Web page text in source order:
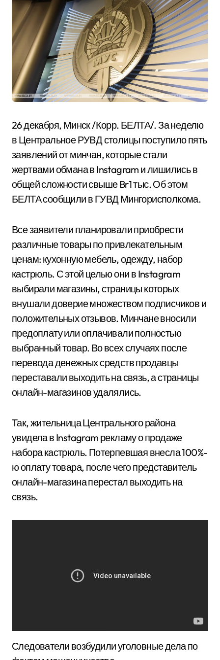
26 декабря, Минск /Корр. БЕЛТА/. За неделю
в Центральное РУВД столицы поступило пять
заявлений от минчан, которые стали
жертвами обмана в Instagram и лишились в
общей сложности свыше Br1 тыс. Об этом
БЕЛТА сообщили в ГУВД Мингорисполкома.
Все заявители планировали приобрести
различные товары по привлекательным
ценам: кухонную мебель, одежду, набор
кастрюль. С этой целью они в Instagram
выбирали магазины, страницы которых
внушали доверие множеством подписчиков и
положительных отзывов. Минчане вносили
предоплату или оплачивали полностью
выбранный товар. Во всех случаях после
перевода денежных средств продавцы
переставали выходить на связь, а страницы
онлайн-магазинов удалялись.
Так, жительница Центрального района
увидела в Instagram рекламу о продаже
набора кастрюль. Потерпевшая внесла 100%-
ю оплату товара, после чего представитель
онлайн-магазина перестал выходить на
связь.
Следователи возбудили уголовные дела по